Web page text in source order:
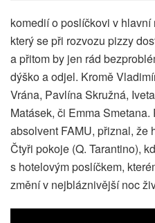
komedií o poslíčkovi v
který se při rozvozu pizzy
a přitom by jen rád
dýško a odjel. Kromě
Vrána, Pavlína Skružná,
Matásek, či Emma
absolvent FAMU, přiznal, že
Čtyři pokoje (Q. Tarantino),
s hotelovým poslíčkem,
změní v nejbláznivější noc